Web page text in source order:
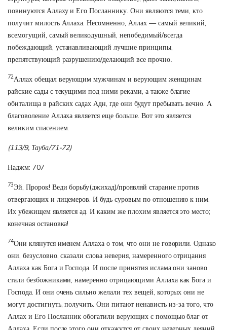
повинуются Аллаху и Его Посланнику. Они являются теми, кто
получит милость Аллаха. Несомненно, Аллах — самый великий,
всемогущий, самый великодушный, непобедимый/всегда
побеждающий, устанавливающий лучшие принципы,
препятствующий разрушению/делающий все прочно.
72Аллах обещал верующим мужчинам и верующим женщинам
райские сады с текущими под ними реками, а также благие
обиталища в райских садах Адн, где они будут пребывать вечно. А
благоволение Аллаха является еще больше. Вот это является
великим спасением.
(113/9, Тауба/71-72)
Наджм: 707
73Эй, Пророк! Веди борьбу(джихад)/проявляй старание против
отвергающих и лицемеров. И будь суровым по отношению к ним.
Их убежищем является ад. И каким же плохим является это место;
конечная остановка!
74Они клянутся именем Аллаха о том, что они не говорили. Однако
они, безусловно, сказали слова неверия, намеренного отрицания
Аллаха как Бога и Господа. И после принятия ислама они заново
стали безбожниками, намеренно отрицающими Аллаха как Бога и
Господа. И они очень сильно желали тех вещей, которых они не
могут достигнуть, получить. Они питают ненависть из-за того, что
Аллах и Его Посланник обогатили верующих с помощью благ от